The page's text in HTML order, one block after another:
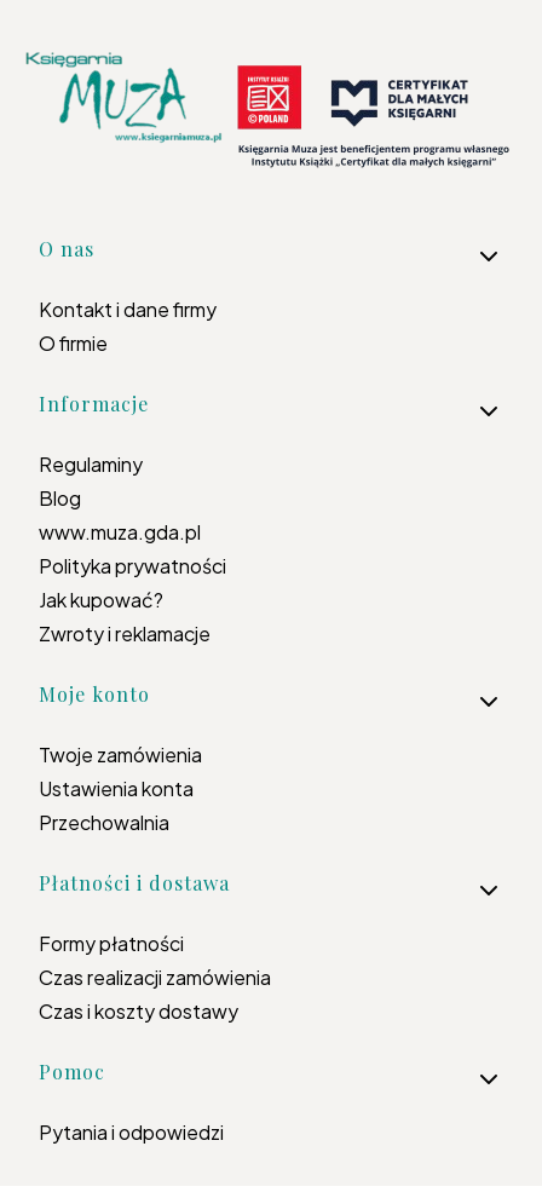
Linki w stopce
O nas
Kontakt i dane firmy
O firmie
Informacje
Regulaminy
Blog
www.muza.gda.pl
Polityka prywatności
Jak kupować?
Zwroty i reklamacje
Moje konto
Twoje zamówienia
Ustawienia konta
Przechowalnia
Płatności i dostawa
Formy płatności
Czas realizacji zamówienia
Czas i koszty dostawy
Pomoc
Pytania i odpowiedzi